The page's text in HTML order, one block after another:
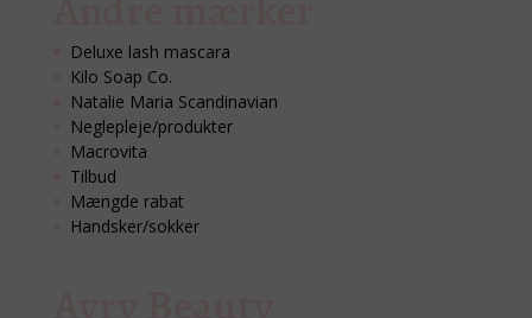
Deluxe lash mascara
Kilo Soap Co.
Natalie Maria Scandinavian
Neglepleje/produkter
Macrovita
Tilbud
Mængde rabat
Handsker/sokker